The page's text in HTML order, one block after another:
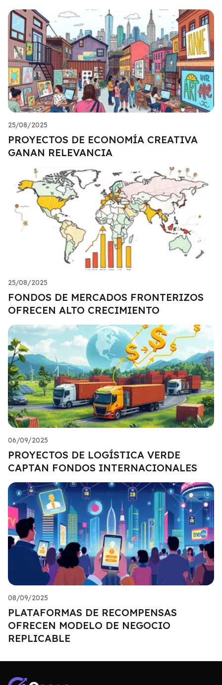
25/08/2025
PROYECTOS DE ECONOMÍA CREATIVA
GANAN RELEVANCIA
25/08/2025
FONDOS DE MERCADOS FRONTERIZOS
OFRECEN ALTO CRECIMIENTO
06/09/2025
PROYECTOS DE LOGÍSTICA VERDE
CAPTAN FONDOS INTERNACIONALES
08/09/2025
PLATAFORMAS DE RECOMPENSAS
OFRECEN MODELO DE NEGOCIO
REPLICABLE